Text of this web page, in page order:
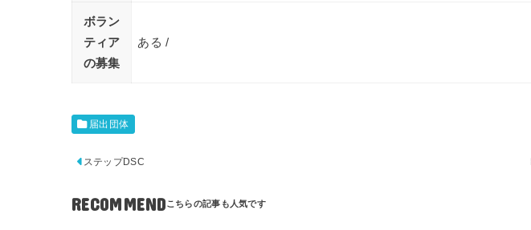
ボラン
ティア
の募集
ある /
届出団体
ステップDSC
RECOMMEND